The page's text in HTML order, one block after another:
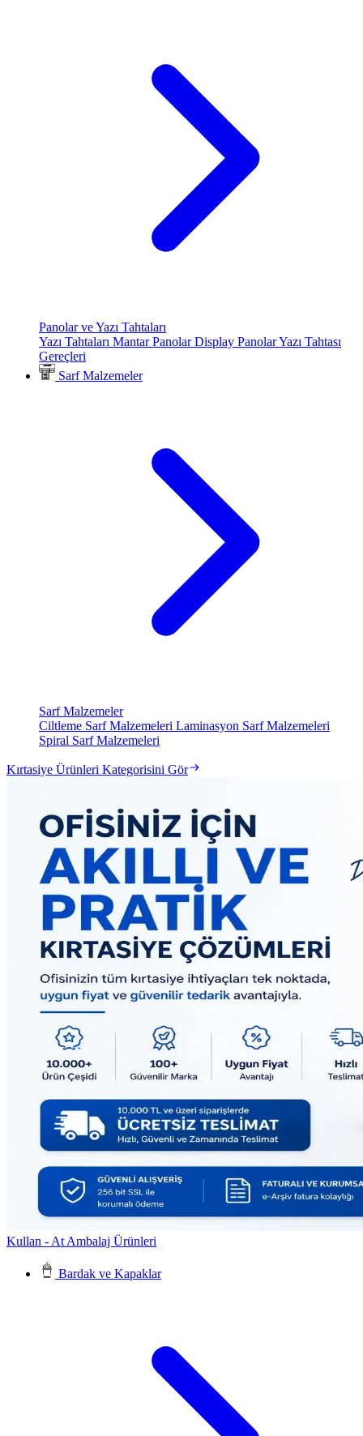
Panolar ve Yazı Tahtaları
Yazı Tahtaları Mantar PanolarDisplay PanolarYazı Tahtası
Gereçleri
Sarf Malzemeler
Sarf Malzemeler
Ciltleme Sarf Malzemeleri Laminasyon Sarf Malzemeleri
Spiral Sarf Malzemeleri
Kırtasiye Ürünleri Kategorisini Gör
Kullan - At Ambalaj Ürünleri
Bardak ve Kapaklar